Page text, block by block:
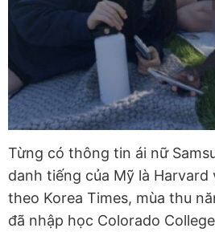
Từng có thông tin ái nữ
danh tiếng của Mỹ là
theo Korea Times, mùa thu
đã nhập học Colorado